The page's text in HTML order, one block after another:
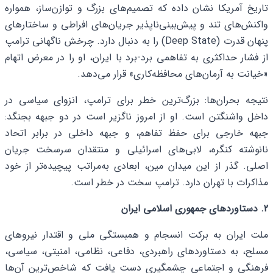
تاریخ آمریکا نشان داده که تصمیم‌های بزرگ و توازن‌ساز، همواره
واکنش‌های تند و پیش‌بینی‌ناپذیر جریان‌های افراطی و ساختارهای
پنهان قدرت (Deep State) را به دنبال دارد. چرخش ناگهانی ترامپ
از فشار حداکثری به تفاهمی برد-برد با ایران، او را در معرض اتهام
«خیانت به آرمان‌های محافظه‌کاری» قرار می‌دهد.
نتیجه بحران‌ها: بزرگ‌ترین خطر برای ترامپ، انزوای سیاسی در
داخل واشنگتن است. او از امروز ناگزیر است در دو جبهه بجنگد:
جبهه خارجی برای حفظ تفاهم، و جبهه داخلی در برابر اتحاد
نانوشته کنگره، لابی‌های اسرائیلی و منتقدان سرسخت جریان
اصلی. گذر از این میدان مین، ابعادی به‌مراتب پیچیده‌تر از خود
مذاکرات با تهران دارد. ترامپ سخت در خطر است.
2. دستاوردهای جمهوری اسلامی ایران
ملت ایران به برکت انسجام و همبستگی ملی و اقتدار نیروهای
مسلح، به دستاوردهای راهبردی، دفاعی، نظامی، امنیتی، سیاسی،
فرهنگی و اجتماعی چشمگیری دست یافت که شاخص‌ترین آن‌ها